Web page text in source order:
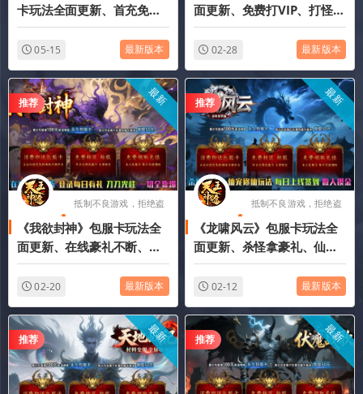
卡玩法全面更新、首充免费
领、散人福利送不停、爆率
全开、追梦天堂（名人堂特
05-15 最新版本
面更新、免费打VIP、打怪爆
所有、逆袭天堂、散人也能
轻松通关（奇遇传承特色玩
02-28 最新版本
推荐 最新
抵制不良游戏，拒绝盗
版游戏
《我欲封神》包服卡玩法全
面更新、在线豪礼不断、登
录每日有礼、刀刀光柱、一
切全靠爆（武途淬炼特色玩
02-20 最新版本
推荐 最新
抵制不良游戏，拒绝盗
版游戏
《龙啸风云》包服卡玩法全
面更新、杀怪拿豪礼、仙宠
修仙玩法、每日上线签到、
散人摸金（仙宠洗练特色玩
02-12 最新版本
推荐 最新 推荐 最新